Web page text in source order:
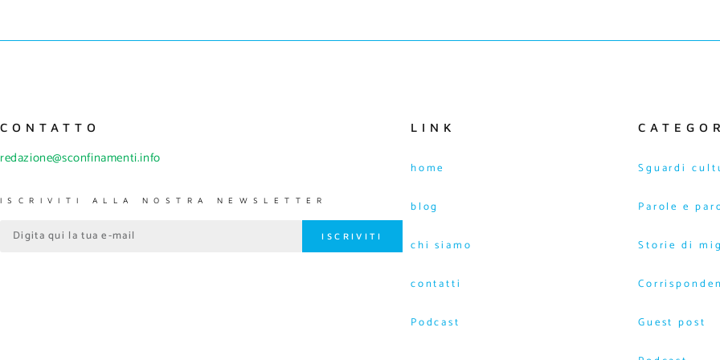
CONTATTO
redazione@sconfinamenti.info
ISCRIVITI ALLA NOSTRA NEWSLETTER
ISCRIVITI
LINK
home
blog
chi siamo
contatti
Podcast
Sguardi
Parole e
Storie di
Guest post